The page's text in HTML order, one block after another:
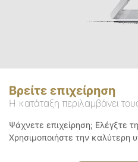
Βρείτε επιχείρηση
Η κατάταξη περιλαμβάνει
Ψάχνετε επιχείρηση; Ελέγξτε
Χρησιμοποιήστε την καλύτερη